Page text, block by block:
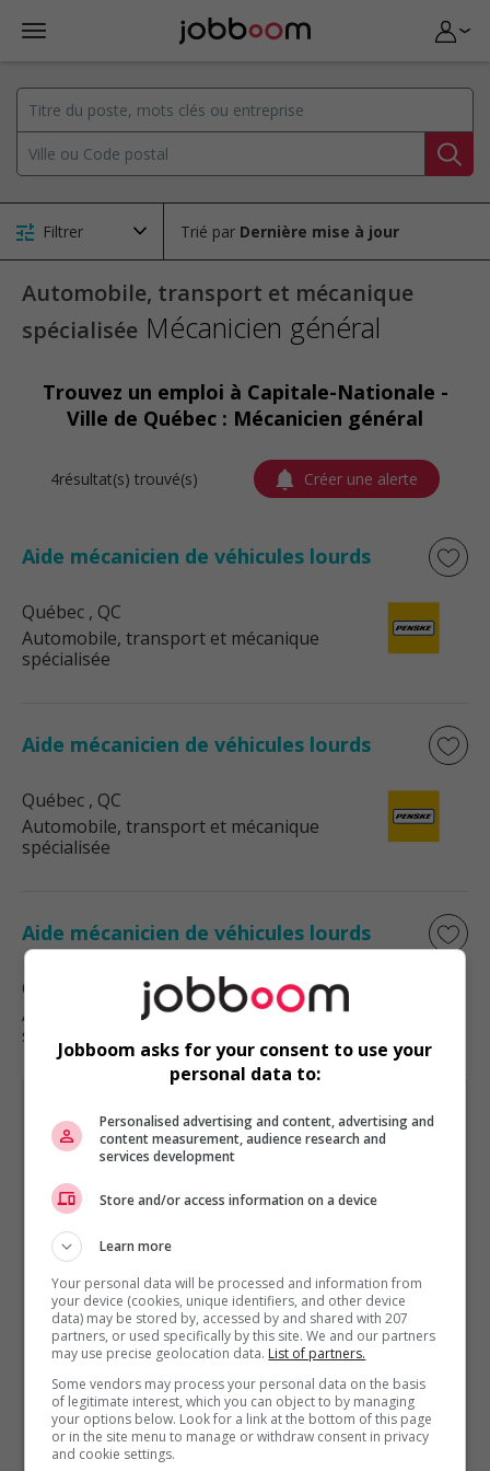
Filtrer Trié par
Automobile, transport et mécanique
spécialisée Mécanicien général
Trouvez un emploi à Capitale-Nationale -
Ville de Québec : Mécanicien général
4résultat(s) trouvé(s) Créer une alerte
Aide mécanicien de véhicules lourds
Québec , QC
Automobile, transport et mécanique
spécialisée
Aide mécanicien de véhicules lourds
Québec , QC
Automobile, transport et mécanique
spécialisée
Aide mécanicien de véhicules lourds
Québec
Automobile, transport et mécanique
spécialisée
AUTOMOBILE, TRANSPORT ET MÉCANIQUE SPÉCIALISÉE
EST PRÉSENTÉ PAR
Québec
Autres offres de l'entreprise
Planificateur(trice) de production senior
Gestionnaire, transport et douanes / customs...
Coordonnateur(trice) de la gestion des biens...
Répartiteur / dispatcher
Mécanicien de véhicules lourds et remorques -...
Chauffeur(euse) camion-grue – classe 3 ou 1
Jobboom asks for your consent to use your
personal data to:
Personalised advertising and content, advertising and
content measurement, audience research and
services development
Store and/or access information on a device
Learn more
Your personal data will be processed and information from
your device (cookies, unique identifiers, and other device
data) may be stored by, accessed by and shared with 207
partners, or used specifically by this site. We and our partners
may use precise geolocation data. List of partners.
Some vendors may process your personal data on the basis
of legitimate interest, which you can object to by managing
your options below. Look for a link at the bottom of this page
or in the site menu to manage or withdraw consent in privacy
and cookie settings.